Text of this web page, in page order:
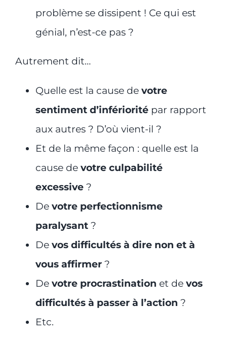
problème se dissipent ! Ce qui est
génial, n’est-ce pas ?
Autrement dit…
Quelle est la cause de votre
sentiment d’infériorité par rapport
aux autres ? D’où vient-il ?
Et de la même façon : quelle est la
cause de votre culpabilité
excessive ?
De votre perfectionnisme
paralysant ?
De vos difficultés à dire non et à
vous affirmer ?
De votre procrastination et de vos
difficultés à passer à l’action ?
Etc.